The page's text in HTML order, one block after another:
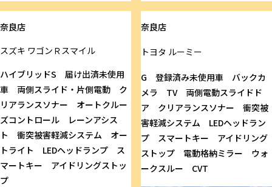
奈良店
スズキ ワゴンＲスマイル
ハイブリッドS 届け出済未使用
車 両側スライド・片側電動 ク
リアランスソナー オートクルー
ズコントロール レーンアシス
ト 衝突被害軽減システム オー
トライト LEDヘッドランプ ス
マートキー アイドリングストッ
プ
奈良店
トヨタ ルーミー
G 登録済み未使用車 バックカ
メラ TV 両側電動スライドド
ア クリアランスソナー 衝突被
害軽減システム LEDヘッドラン
プ スマートキー アイドリング
ストップ 電動格納ミラー ウォ
ークスルー CVT